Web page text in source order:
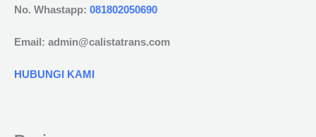
No. Whastapp: 081802050690
Email: admin@calistatrans.com
HUBUNGI KAMI